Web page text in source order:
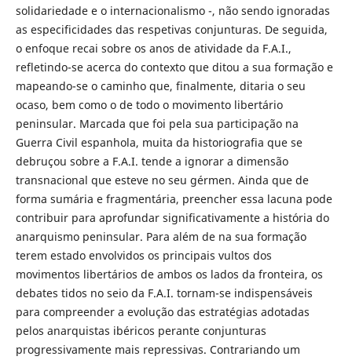
solidariedade e o internacionalismo -, não sendo ignoradas
as especificidades das respetivas conjunturas. De seguida,
o enfoque recai sobre os anos de atividade da F.A.I.,
refletindo-se acerca do contexto que ditou a sua formação e
mapeando-se o caminho que, finalmente, ditaria o seu
ocaso, bem como o de todo o movimento libertário
peninsular. Marcada que foi pela sua participação na
Guerra Civil espanhola, muita da historiografia que se
debruçou sobre a F.A.I. tende a ignorar a dimensão
transnacional que esteve no seu gérmen. Ainda que de
forma sumária e fragmentária, preencher essa lacuna pode
contribuir para aprofundar significativamente a história do
anarquismo peninsular. Para além de na sua formação
terem estado envolvidos os principais vultos dos
movimentos libertários de ambos os lados da fronteira, os
debates tidos no seio da F.A.I. tornam-se indispensáveis
para compreender a evolução das estratégias adotadas
pelos anarquistas ibéricos perante conjunturas
progressivamente mais repressivas. Contrariando um